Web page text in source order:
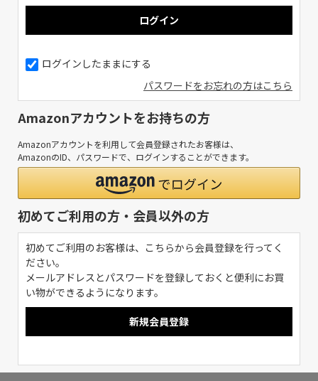
ログインしたままにする
パスワードをお忘れの方はこちら
Amazonアカウントをお持ちの方
Amazonアカウントを利用して会員登録されたお客様は、
AmazonのID、パスワードで、ログインすることができます。
初めてご利用の方・会員以外の方
初めてご利用のお客様は、こちらから会員登録を行ってく
ださい。
メールアドレスとパスワードを登録しておくと便利にお買
い物ができるようになります。